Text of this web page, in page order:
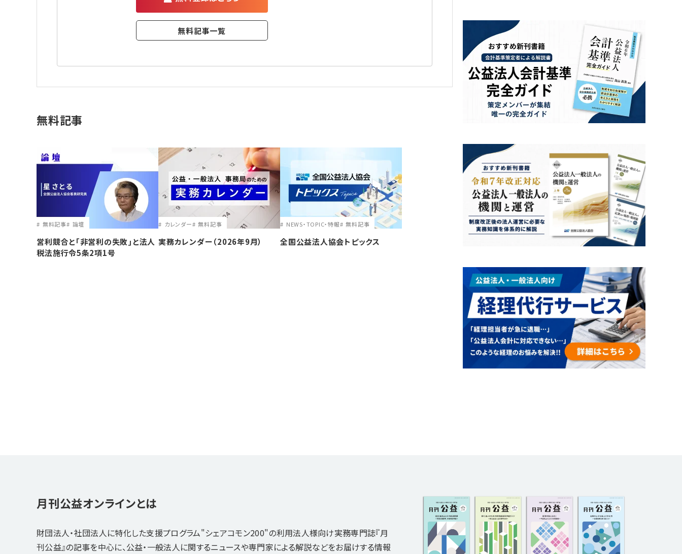
無料記事一覧
無料記事
無料記事 論壇
営利競合と｢非営利の失敗｣と法人
税法施行令5条2項1号
カレンダー 無料記事
実務カレンダー（2026年9月）
NEWS・TOPIC・特報 無料記事
全国公益法人協会トピックス
月刊公益オンラインとは
財団法人・社団法人に特化した支援プログラム"シェアコモン200"の利用法人様向け実務専門誌『月
刊公益』の記事を中心に、公益・一般法人に関するニュースや専門家による解説などをお届けする情報